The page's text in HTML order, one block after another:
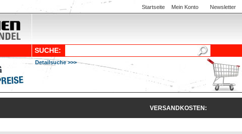
Startseite Mein Konto Newsletter
SUCHE:
Detailsuche >>>
VERSANDKOSTEN: